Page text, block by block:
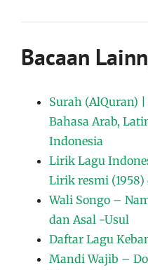
Bacaan
Surah (AlQuran)
Bahasa Arab,
Indonesia
Lirik Lagu
Lirik resmi
Wali Songo –
dan Asal -Usul
Daftar Lagu
Mandi Wajib –